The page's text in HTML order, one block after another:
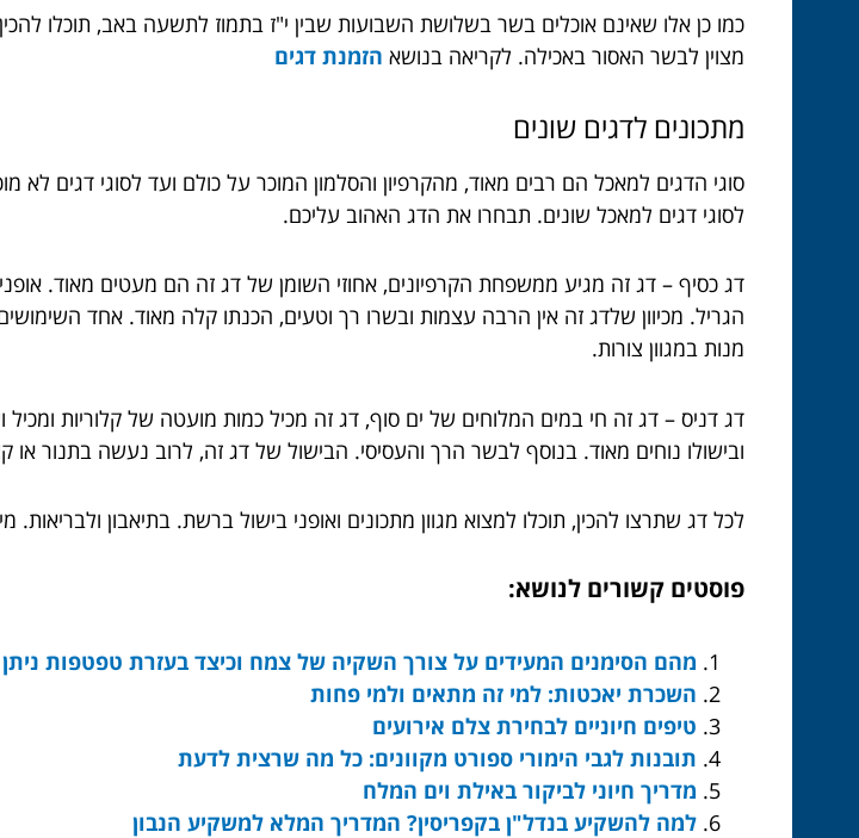
כמו כן אלו שאינם אוכלים בשר בשלושת השבועות שבין י"ז בתמוז לתשעה באב, תוכלו להכין
מצוין לבשר האסור באכילה. לקריאה בנושא הזמנת דגים
מתכונים לדגים שונים
סוגי הדגים למאכל הם רבים מאוד, מהקרפיון והסלמון המוכר על כולם ועד לסוגי דגים
לסוגי דגים למאכל שונים. תבחרו את הדג האהוב עליכם.
דג כסיף – דג זה מגיע ממשפחת הקרפיונים, אחוזי השומן של דג זה הם מעטים מאוד.
הגריל. מכיוון שלדג זה אין הרבה עצמות ובשרו רך וטעים, הכנתו קלה מאוד. אחד
מנות במגוון צורות.
דג דניס – דג זה חי במים המלוחים של ים סוף, דג זה מכיל כמות מועטה של קלוריות ומכיל
ובישולו נוחים מאוד. בנוסף לבשר הרך והעסיסי. הבישול של דג זה, לרוב נעשה בתנור או
לכל דג שתרצו להכין, תוכלו למצוא מגוון מתכונים ואופני בישול ברשת. בתיאבון ולבריאות.
פוסטים קשורים לנושא:
מהם הסימנים המעידים על צורך השקיה של צמח וכיצד בעזרת טפטפות
השכרת יאכטות: למי זה מתאים ולמי פחות
טיפים חיוניים לבחירת צלם אירועים
תובנות לגבי הימורי ספורט מקוונים: כל מה שרצית לדעת
מדריך חיוני לביקור באילת וים המלח
למה להשקיע בנדל"ן בקפריסין? המדריך המלא למשקיע הנבון